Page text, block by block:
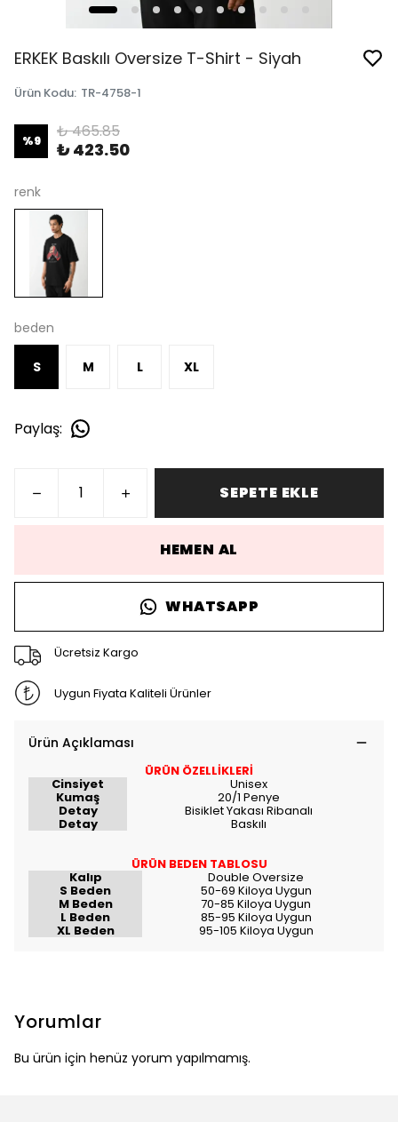
ERKEK Baskılı Oversize T-Shirt - Siyah
Ürün Kodu: TR-4758-1
%9 ₺ 465.85
₺ 423.50
renk
beden
S M L XL
Paylaş:
SEPETE EKLE
HEMEN AL
WHATSAPP
Ücretsiz Kargo
Uygun Fiyata Kaliteli Ürünler
Ürün Açıklaması
ÜRÜN ÖZELLİKLERİ
Cinsiyet Unisex
Kumaş 20/1 Penye
Detay Bisiklet Yakası Ribanalı
Detay Baskılı
ÜRÜN BEDEN TABLOSU
Kalıp Double Oversize
S Beden 50-69 Kiloya Uygun
M Beden 70-85 Kiloya Uygun
L Beden 85-95 Kiloya Uygun
XL Beden 95-105 Kiloya Uygun
Yorumlar
Bu ürün için henüz yorum yapılmamış.